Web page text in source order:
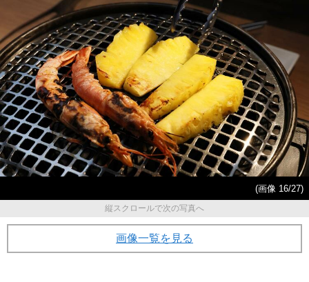
(画像 16/27)
縦スクロールで次の写真へ
画像一覧を見る